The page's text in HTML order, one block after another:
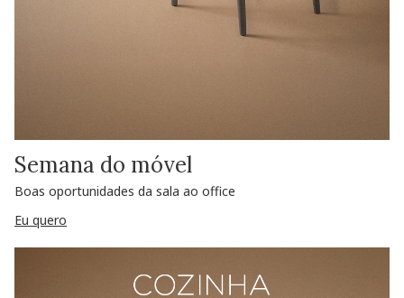
Semana do móvel
Boas oportunidades da sala ao office
Eu quero